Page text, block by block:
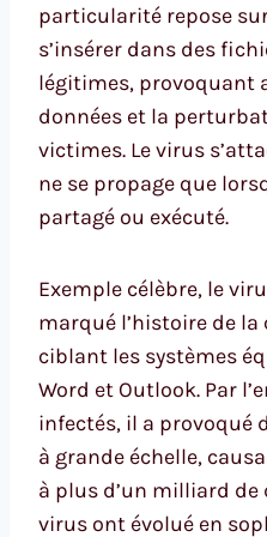
particularité repose
s’insérer dans des
légitimes, provoquant
données et la
victimes. Le virus
ne se propage que
partagé ou exécuté.
Exemple célèbre, le
marqué l’histoire de
ciblant les systèmes
Word et Outlook. Par
infectés, il a provoqué
à grande échelle,
à plus d’un milliard de
virus ont évolué en